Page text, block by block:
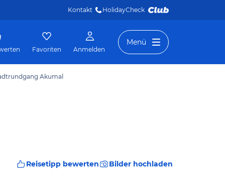
Kontakt HolidayCheck
Favoriten Anmelden
Menü
Akumal
Reisetipp bewerten Bilder hochladen